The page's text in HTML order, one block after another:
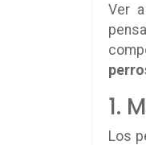
Ver
1.
Los